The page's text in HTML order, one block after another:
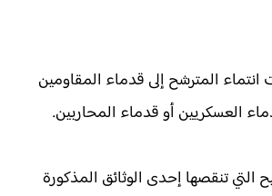
المترشح إلى قدماء المقاومين
العسكريين أو قدماء المحاربين.
التي تنقصها إحدى الوثائق المذكورة